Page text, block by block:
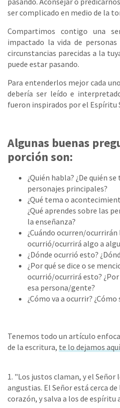
ser complicado en medio de la
Compartimos contigo una
impactado la vida de
circunstancias parecidas a la
puede estar pasando.
Para entenderlos mejor cada
debería ser leído e
fueron inspirados por el Espíritu
Algunas buenas
porción son:
¿Quién habla? ¿De quién
personajes principales?
¿Qué tema o
¿Qué aprendes sobre las
la enseñanza?
¿Cuándo ocurren/ocurrirán
ocurrió/ocurrirá algo a
¿Dónde ocurrió esto?
¿Por qué se dice o se
ocurrió/ocurrirá esto?
esa persona/gente?
¿Cómo va a ocurrir?
Tenemos todo un artículo
de la escritura, te lo dejamos
1. "Los justos claman, y el Señor
angustias. El Señor está cerca
corazón, y salva a los de espíritu